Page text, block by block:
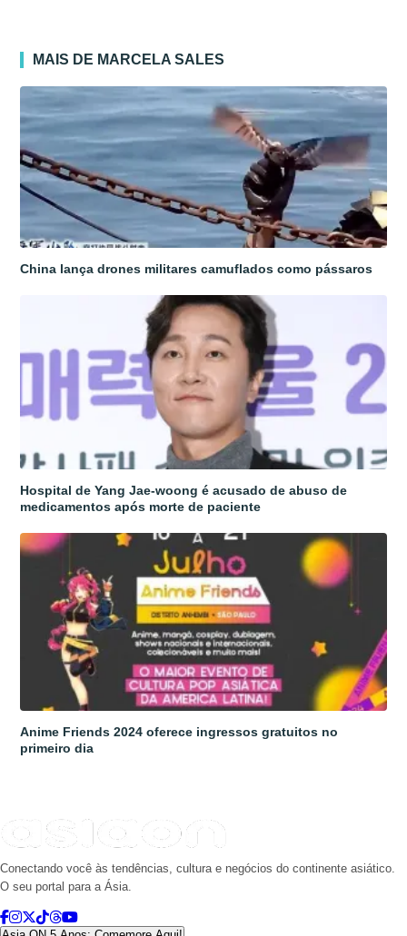
MAIS DE MARCELA SALES
China lança drones militares camuflados como pássaros
Hospital de Yang Jae-woong é acusado de abuso de
medicamentos após morte de paciente
Anime Friends 2024 oferece ingressos gratuitos no
primeiro dia
Conectando você às tendências, cultura e negócios do continente asiático.
O seu portal para a Ásia.